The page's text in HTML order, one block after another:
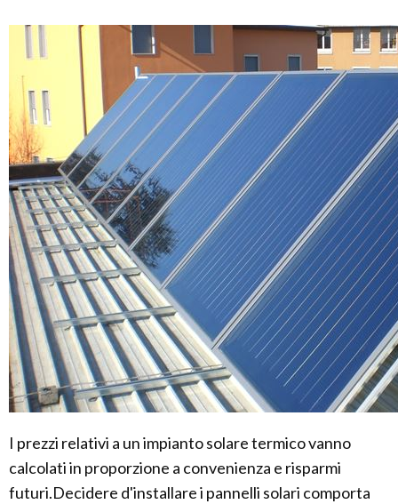
I prezzi relativi a un impianto solare termico vanno
calcolati in proporzione a convenienza e risparmi
futuri.Decidere d'installare i pannelli solari comporta